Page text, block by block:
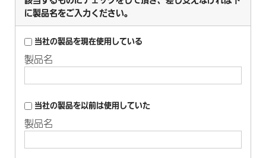
に製品名をご入力ください。
当社の製品を現在使用している
製品名
当社の製品を以前は使用していた
製品名